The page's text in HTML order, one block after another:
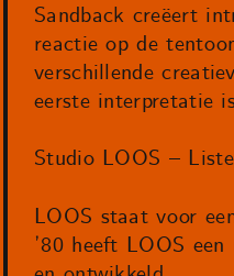
Sandback creëert
reactie op de
verschillende
eerste interpretatie
Studio LOOS –
LOOS staat voor
’80 heeft LOOS